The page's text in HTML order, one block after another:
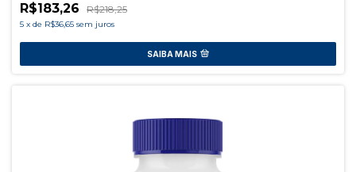
R$183,26 R$218,25
5 x de R$36,65 sem juros
SAIBA MAIS